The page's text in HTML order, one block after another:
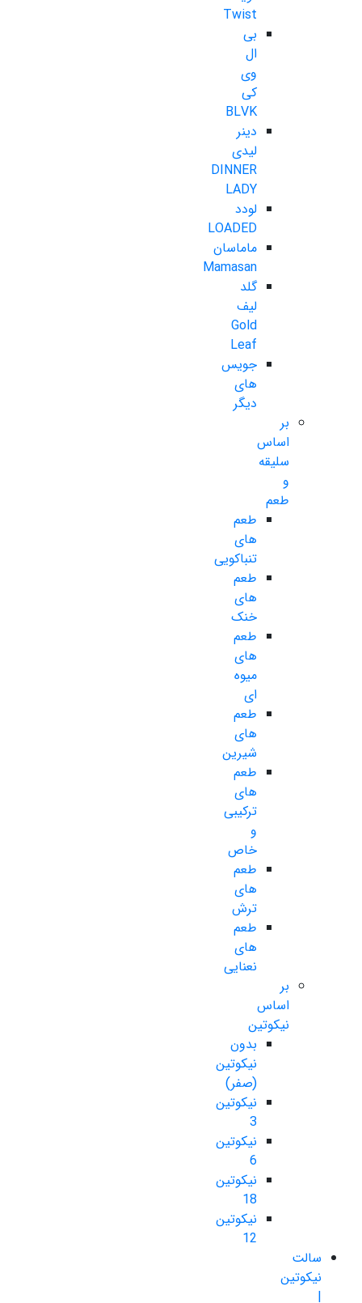
Twist
بی
ال
وی
کی
BLVK
دینر
لیدی
DINNER
LADY
لودد
LOADED
ماماسان
Mamasan
گلد
لیف
Gold
Leaf
جویس
های
دیگر
بر
اساس
سلیقه
و
طعم
طعم
های
تنباکویی
طعم
های
خنک
طعم
های
میوه
ای
طعم
های
شیرین
طعم
های
ترکیبی
و
خاص
طعم
های
ترش
طعم
های
نعنایی
بر
اساس
نیکوتین
بدون
نیکوتین
(صفر)
نیکوتین
3
نیکوتین
6
نیکوتین
18
نیکوتین
12
سالت
نیکوتین
|